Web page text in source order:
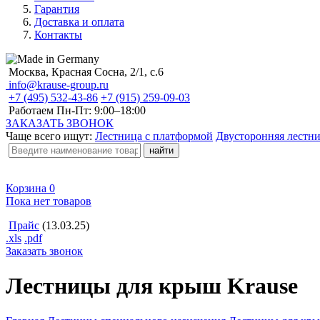
Гарантия
Доставка и оплата
Контакты
Москва, Красная Сосна, 2/1, с.6
info@krause-group.ru
+7 (495) 532-43-86 +7 (915) 259-09-03
Работаем Пн-Пт: 9:00–18:00
ЗАКАЗАТЬ ЗВОНОК
Чаще всего ищут: Лестница с платформой Двусторонняя
Корзина 0
Пока нет товаров
Прайс (13.03.25)
.xls .pdf
Заказать звонок
Лестницы для крыш Krause